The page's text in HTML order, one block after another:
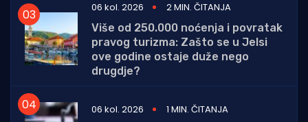
06 kol. 2026
2 MIN. ČITANJA
Više od 250.000 noćenja i povratak
pravog turizma: Zašto se u Jelsi
ove godine ostaje duže nego
drugdje?
06 kol. 2026
1 MIN. ČITANJA